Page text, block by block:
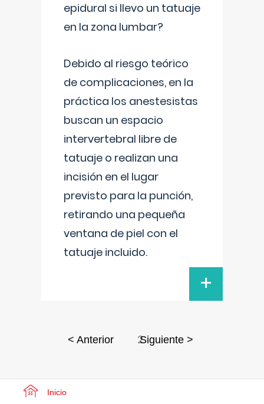
epidural si llevo un tatuaje
en la zona lumbar?
Debido al riesgo teórico
de complicaciones, en la
práctica los anestesistas
buscan un espacio
intervertebral libre de
tatuaje o realizan una
incisión en el lugar
previsto para la punción,
retirando una pequeña
ventana de piel con el
tatuaje incluido.
+
< Anterior 2Siguiente >
Inicio